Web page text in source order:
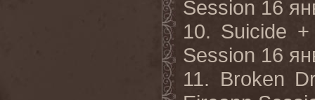
Session 16
10. Suicide
Session 16
11. Broken